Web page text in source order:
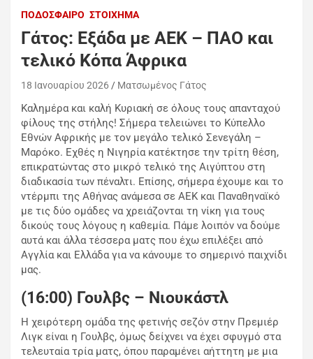
ΠΟΔΌΣΦΑΙΡΟ ΣΤΟΊΧΗΜΑ
Γάτος: Εξάδα με ΑΕΚ – ΠΑΟ και
τελικό Κόπα Άφρικα
18 Ιανουαρίου 2026 Ματσωμένος Γάτος
Kαλημέρα και καλή Κυριακή σε όλους τους απανταχού
φίλους της στήλης! Σήμερα τελειώνει το Κύπελλο
Εθνών Αφρικής με τον μεγάλο τελικό Σενεγάλη –
Μαρόκο. Εχθές η Νιγηρία κατέκτησε την τρίτη θέση,
επικρατώντας στο μικρό τελικό της Αιγύπτου στη
διαδικασία των πέναλτι. Επίσης, σήμερα έχουμε και το
ντέρμπι της Αθήνας ανάμεσα σε ΑΕΚ και Παναθηναϊκό
με τις δύο ομάδες να χρειάζονται τη νίκη για τους
δικούς τους λόγους η καθεμία. Πάμε λοιπόν να δούμε
αυτά και άλλα τέσσερα ματς που έχω επιλέξει από
Αγγλία και Ελλάδα για να κάνουμε το σημερινό παιχνίδι
μας.
(16:00) Γουλβς – Νιουκάστλ
Η χειρότερη ομάδα της φετινής σεζόν στην Πρεμιέρ
Λιγκ είναι η Γουλβς, όμως δείχνει να έχει σφυγμό στα
τελευταία τρία ματς, όπου παραμένει αήττητη με μια